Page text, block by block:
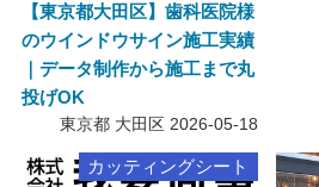
【東京都大田区】歯科医院様
のウインドウサイン施工実績
｜データ制作から施工まで丸
投げOK
東京都 大田区 2026-05-18
カッティングシート